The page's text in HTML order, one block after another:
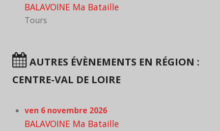
BALAVOINE Ma Bataille
Tours
AUTRES ÉVÈNEMENTS EN RÉGION :
CENTRE-VAL DE LOIRE
ven 6 novembre 2026
BALAVOINE Ma Bataille